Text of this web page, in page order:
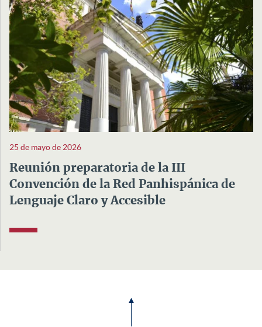
25 de mayo de 2026
Reunión preparatoria de la III
Convención de la Red Panhispánica de
Lenguaje Claro y Accesible